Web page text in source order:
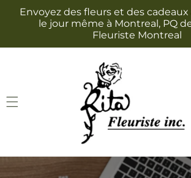
passer
Envoyez des fleurs et des cadeaux
le jour même à Montreal, PQ
Fleuriste Montreal